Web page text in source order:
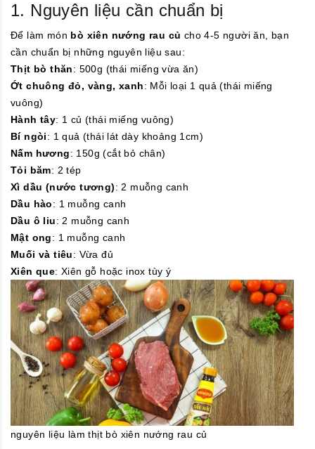
1. Nguyên liệu cần chuẩn bị
Để làm món bò xiên nướng rau củ cho 4-5 người ăn, bạn
cần chuẩn bị những nguyên liệu sau:
Thịt bò thăn: 500g (thái miếng vừa ăn)
Ớt chuông đỏ, vàng, xanh: Mỗi loại 1 quả (thái miếng
vuông)
Hành tây: 1 củ (thái miếng vuông)
Bí ngòi: 1 quả (thái lát dày khoảng 1cm)
Nấm hương: 150g (cắt bỏ chân)
Tỏi băm: 2 tép
Xì dầu (nước tương): 2 muỗng canh
Dầu hào: 1 muỗng canh
Dầu ô liu: 2 muỗng canh
Mật ong: 1 muỗng canh
Muối và tiêu: Vừa đủ
Xiên que: Xiên gỗ hoặc inox tùy ý
nguyên liệu làm thịt bò xiên nướng rau củ